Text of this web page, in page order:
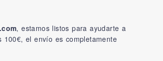
, estamos listos para ayudarte a
el envío es completamente